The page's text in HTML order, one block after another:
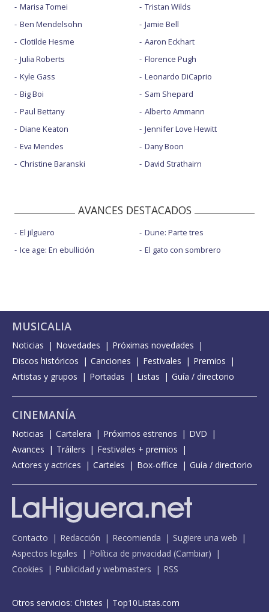
Marisa Tomei
Ben Mendelsohn
Clotilde Hesme
Julia Roberts
Kyle Gass
Big Boi
Paul Bettany
Diane Keaton
Eva Mendes
Christine Baranski
Tristan Wilds
Jamie Bell
Aaron Eckhart
Florence Pugh
Leonardo DiCaprio
Sam Shepard
Alberto Ammann
Jennifer Love Hewitt
Dany Boon
David Strathairn
AVANCES DESTACADOS
El jilguero
Ice age: En ebullición
Dune: Parte tres
El gato con sombrero
MUSICALIA
Noticias Novedades
Próximas novedades
Discos históricos
Canciones Festivales
Premios
Artistas y grupos
Portadas Listas Guía / directorio
CINEMANÍA
Noticias Cartelera Próximos estrenos
DVD
Avances
Tráilers
Festivales + premios
Actores y actrices
Carteles Box-office Guía / directorio
Contacto Redacción Recomienda
Sugiere una web
Aspectos legales
Política de privacidad (Cambiar)
Cookies
Publicidad y webmasters RSS
Otros servicios: Chistes | Top10Listas.com